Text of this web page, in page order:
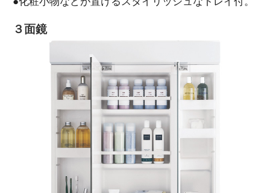
３面鏡